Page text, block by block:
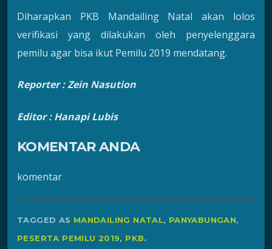
Diharapkan PKB Mandailing Natal akan lolos
verifikasi yang dilakukan oleh penyelenggara
pemilu agar bisa ikut Pemilu 2019 mendatang.
Reporter :Zein Nasution
Editor : Hanapi Lubis
KOMENTAR ANDA
komentar
TAGGED AS MANDAILING NATAL, PANYABUNGAN,
PESERTA PEMILU 2019, PKB.